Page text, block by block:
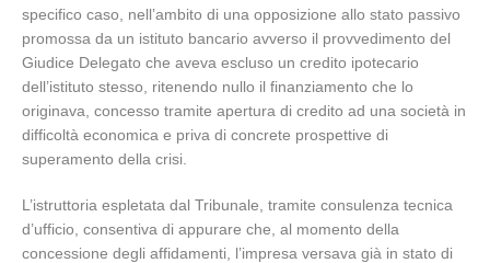
specifico caso, nell’ambito di una opposizione allo stato passivo
promossa da un istituto bancario avverso il provvedimento del
Giudice Delegato che aveva escluso un credito ipotecario
dell’istituto stesso, ritenendo nullo il finanziamento che lo
originava, concesso tramite apertura di credito ad una società in
difficoltà economica e priva di concrete prospettive di
superamento della crisi.
L’istruttoria espletata dal Tribunale, tramite consulenza tecnica
d’ufficio, consentiva di appurare che, al momento della
concessione degli affidamenti, l’impresa versava già in stato di